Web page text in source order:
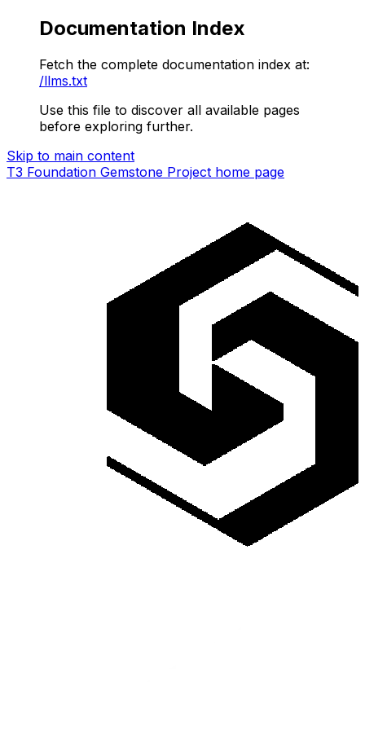
Documentation Index
Fetch the complete documentation index at:
/llms.txt
Use this file to discover all available pages
before exploring further.
Skip to main content
T3 Foundation Gemstone Project home page